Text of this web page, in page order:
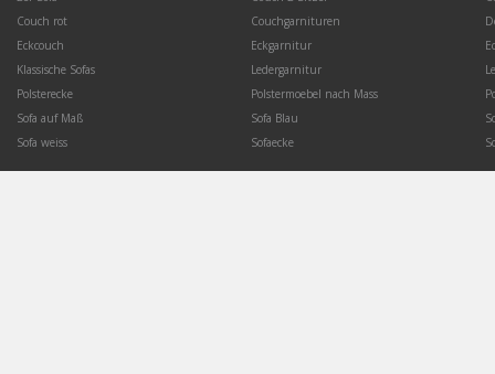
Couch rot
Couchgarnituren
Eckcouch
Eckgarnitur
Klassische Sofas
Ledergarnitur
Polsterecke
Polstermoebel nach Mass
Sofa auf Maß
Sofa Blau
Sofa weiss
Sofaecke